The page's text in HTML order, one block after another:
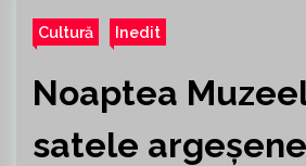
Cultură Inedit
Noaptea
satele